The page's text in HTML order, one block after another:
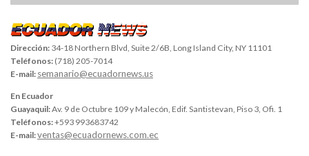
Dirección: 34-18 Northern Blvd, Suite 2/6B, Long Island City, NY 11101
Teléfonos: (718) 205-7014
E-mail: semanario@ecuadornews.us
En Ecuador
Guayaquil:Av. 9 de Octubre 109 y Malecón, Edif. Santistevan, Piso 3, Ofi. 1
Teléfonos:+593 993683742
E-mail:ventas@ecuadornews.com.ec